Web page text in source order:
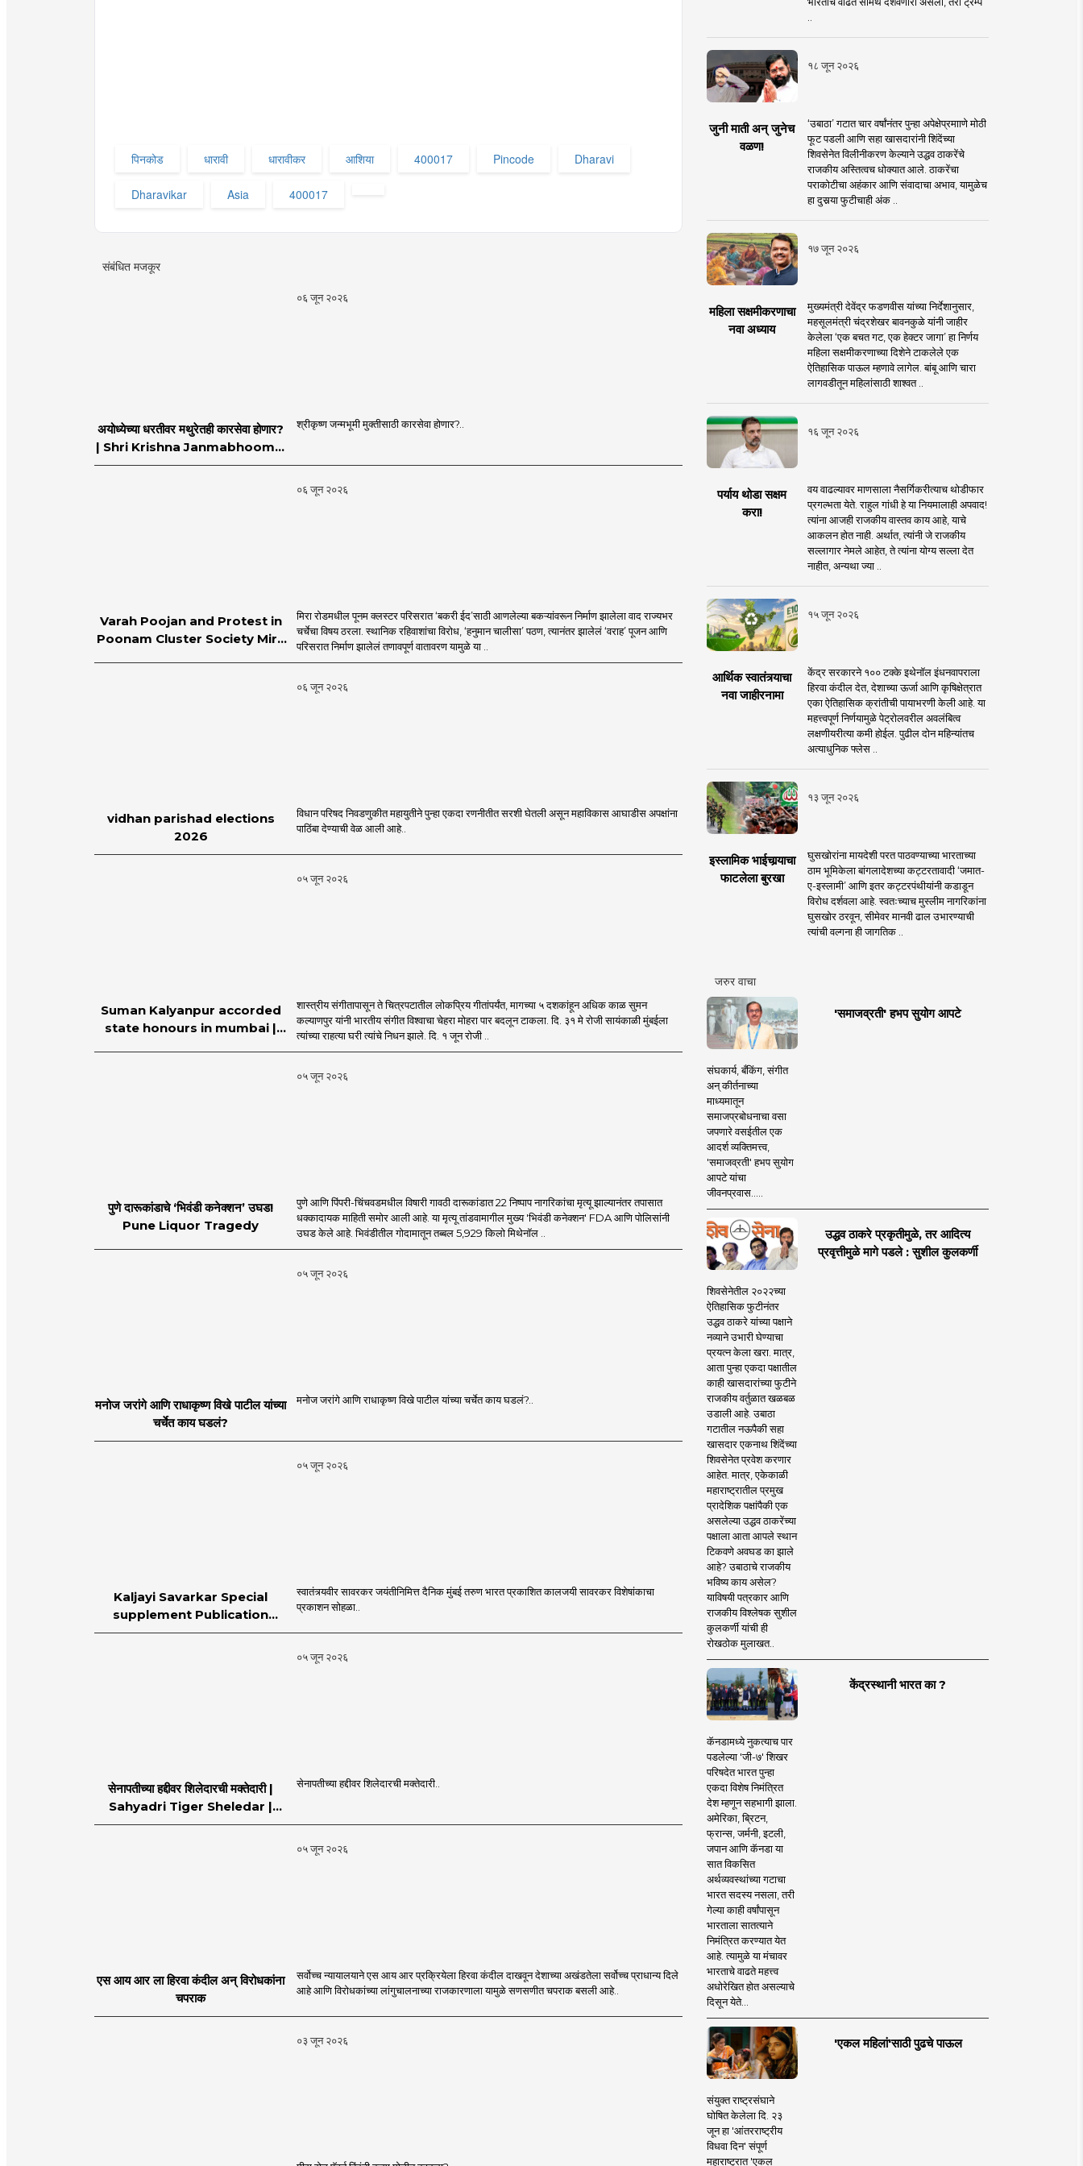
पिनकोड धारावी धारावीकर आशिया 400017 Pincode Dharavi
Dharavikar Asia 400017
संबंधित मजकूर
०६ जून २०२६
अयोध्येच्या धरतीवर मथुरेतही कारसेवा होणार?
| Shri Krishna Janmabhoomi |
MahaMTB
श्रीकृष्ण जन्मभूमी मुक्तीसाठी कारसेवा होणार?..
०६ जून २०२६
Varah Poojan and Protest in
Poonam Cluster Society Mira
मिरा रोडमधील पूनम क्लस्टर परिसरात ‘बकरी ईद’साठी आणलेल्या बकऱ्यांवरून निर्माण झालेला वाद राज्यभर
चर्चेचा विषय ठरला. स्थानिक रहिवाशांचा विरोध, ‘हनुमान चालीसा’ पठण, त्यानंतर झालेलं ‘वराह’ पूजन आणि
परिसरात निर्माण झालेलं तणावपूर्ण वातावरण यामुळे या ..
०६ जून २०२६
vidhan parishad elections
2026
विधान परिषद निवडणुकीत महायुतीने पुन्हा एकदा रणनीतीत सरशी घेतली असून महाविकास आघाडीस अपक्षांना
पाठिंबा देण्याची वेळ आली आहे..
०५ जून २०२६
Suman Kalyanpur accorded
state honours in mumbai |
शास्त्रीय संगीतापासून ते चित्रपटातील लोकप्रिय गीतांपर्यंत, मागच्या ५ दशकांहून अधिक काळ सुमन
कल्याणपुर यांनी भारतीय संगीत विश्वाचा चेहरा मोहरा पार बदलून टाकला. दि. ३१ मे रोजी सायंकाळी मुंबईला
त्यांच्या राहत्या घरी त्यांचे निधन झाले. दि. १ जून रोजी ..
०५ जून २०२६
पुणे दारूकांडाचे ‘भिवंडी कनेक्शन’ उघड!
Pune Liquor Tragedy
पुणे आणि पिंपरी-चिंचवडमधील विषारी गावठी दारूकांडात 22 निष्पाप नागरिकांचा मृत्यू झाल्यानंतर तपासात
धक्कादायक माहिती समोर आली आहे. या मृत्यू तांडवामागील मुख्य 'भिवंडी कनेक्शन' FDA आणि पोलिसांनी
उघड केले आहे. भिवंडीतील गोदामातून तब्बल 5,929 किलो मिथेनॉल ..
०५ जून २०२६
मनोज जरांगे आणि राधाकृष्ण विखे पाटील यांच्या
चर्चेत काय घडलं?
मनोज जरांगे आणि राधाकृष्ण विखे पाटील यांच्या चर्चेत काय घडलं?..
०५ जून २०२६
Kaljayi Savarkar Special
supplement Publication
Programme in Dahanu |
स्वातंत्र्यवीर सावरकर जयंतीनिमित्त दैनिक मुंबई तरुण भारत प्रकाशित कालजयी सावरकर विशेषांकाचा
प्रकाशन सोहळा..
०५ जून २०२६
सेनापतीच्या हद्दीवर शिलेदारची मक्तेदारी |
Sahyadri Tiger Sheledar |
MahaMTB
सेनापतीच्या हद्दीवर शिलेदारची मक्तेदारी..
०५ जून २०२६
एस आय आर ला हिरवा कंदील अन् विरोधकांना
चपराक
सर्वोच्च न्यायालयाने एस आय आर प्रक्रियेला हिरवा कंदील दाखवून देशाच्या अखंडतेला सर्वोच्च प्राधान्य दिले
आहे आणि विरोधकांच्या लांगुचालनाच्या राजकारणाला यामुळे सणसणीत चपराक बसली आहे..
०३ जून २०२६
१८ जून २०२६
जुनी माती अन् जुनेच
वळण!
‘उबाठा’ गटात चार वर्षांनंतर पुन्हा अपेक्षेप्रमााणे मोठी
फूट पडली आणि सहा खासदारांनी शिंदेंच्या
शिवसेनेत विलीनीकरण केल्याने उद्धव ठाकरेंचे
राजकीय अस्तित्वच धोक्यात आले. ठाकरेंचा
पराकोटीचा अहंकार आणि संवादाचा अभाव, यामुळेच
हा दुसर्‍या फुटीचाही अंक ..
१७ जून २०२६
महिला सक्षमीकरणाचा
नवा अध्याय
मुख्यमंत्री देवेंद्र फडणवीस यांच्या निर्देशानुसार,
महसूलमंत्री चंद्रशेखर बावनकुळे यांनी जाहीर
केलेला ‘एक बचत गट, एक हेक्टर जागा’ हा निर्णय
महिला सक्षमीकरणाच्या दिशेने टाकलेले एक
ऐतिहासिक पाऊल म्हणावे लागेल. बांबू आणि चारा
लागवडीतून महिलांसाठी शाश्वत ..
१६ जून २०२६
पर्याय थोडा सक्षम
करा!
वय वाढल्यावर माणसाला नैसर्गिकरीत्याच थोडीफार
प्रगल्भता येते. राहुल गांधी हे या नियमालाही अपवाद!
त्यांना आजही राजकीय वास्तव काय आहे, याचे
आकलन होत नाही. अर्थात, त्यांनी जे राजकीय
सल्लागार नेमले आहेत, ते त्यांना योग्य सल्ला देत
नाहीत, अन्यथा ज्या ..
१५ जून २०२६
आर्थिक स्वातंत्र्याचा
नवा जाहीरनामा
केंद्र सरकारने १०० टक्के इथेनॉल इंधनवापराला
हिरवा कंदील देत, देशाच्या ऊर्जा आणि कृषिक्षेत्रात
एका ऐतिहासिक क्रांतीची पायाभरणी केली आहे. या
महत्त्वपूर्ण निर्णयामुळे पेट्रोलवरील अवलंबित्व
लक्षणीयरीत्या कमी होईल. पुढील दोन महिन्यांतच
अत्याधुनिक फ्लेस ..
१३ जून २०२६
इस्लामिक भाईचार्‍याचा
फाटलेला बुरखा
घुसखोरांना मायदेशी परत पाठवण्याच्या भारताच्या
ठाम भूमिकेला बांगलादेशच्या कट्टरतावादी ‘जमात-
ए-इस्लामी’ आणि इतर कट्टरपंथीयांनी कडाडून
विरोध दर्शवला आहे. स्वतःच्याच मुस्लीम नागरिकांना
घुसखोर ठरवून, सीमेवर मानवी ढाल उभारण्याची
त्यांची वल्गना ही जागतिक ..
जरुर वाचा
'समाजव्रती' हभप सुयोग आपटे
संघकार्य, बँकिंग, संगीत
अन् कीर्तनाच्या
माध्यमातून
समाजप्रबोधनाचा वसा
जपणारे वसईतील एक
आदर्श व्यक्तिमत्त्व,
'समाजव्रती' हभप सुयोग
आपटे यांचा
जीवनप्रवास.....
उद्धव ठाकरे प्रकृतीमुळे, तर आदित्य
प्रवृत्तीमुळे मागे पडले : सुशील कुलकर्णी
शिवसेनेतील २०२२च्या
ऐतिहासिक फुटीनंतर
उद्धव ठाकरे यांच्या पक्षाने
नव्याने उभारी घेण्याचा
प्रयत्न केला खरा. मात्र,
आता पुन्हा एकदा पक्षातील
काही खासदारांच्या फुटीने
राजकीय वर्तुळात खळबळ
उडाली आहे. उबाठा
गटातील नऊपैकी सहा
खासदार एकनाथ शिंदेंच्या
शिवसेनेत प्रवेश करणार
आहेत. मात्र, एकेकाळी
महाराष्ट्रातील प्रमुख
प्रादेशिक पक्षांपैकी एक
असलेल्या उद्धव ठाकरेंच्या
पक्षाला आता आपले स्थान
टिकवणे अवघड का झाले
आहे? उबाठाचे राजकीय
भविष्य काय असेल?
याविषयी पत्रकार आणि
राजकीय विश्लेषक सुशील
कुलकर्णी यांची ही
रोखठोक मुलाखत..
केंद्रस्थानी भारत का ?
कॅनडामध्ये नुकत्याच पार
पडलेल्या 'जी-७' शिखर
परिषदेत भारत पुन्हा
एकदा विशेष निमंत्रित
देश म्हणून सहभागी झाला.
अमेरिका, ब्रिटन,
फ्रान्स, जर्मनी, इटली,
जपान आणि कॅनडा या
सात विकसित
अर्थव्यवस्थांच्या गटाचा
भारत सदस्य नसला, तरी
गेल्या काही वर्षांपासून
भारताला सातत्याने
निमंत्रित करण्यात येत
आहे. त्यामुळे या मंचावर
भारताचे वाढते महत्त्व
अधोरेखित होत असल्याचे
दिसून येते...
'एकल महिलां'साठी पुढचे पाऊल
संयुक्त राष्ट्रसंघाने
घोषित केलेला दि. २३
जून हा 'आंतरराष्ट्रीय
विधवा दिन' संपूर्ण
महाराष्ट्रात 'एकल